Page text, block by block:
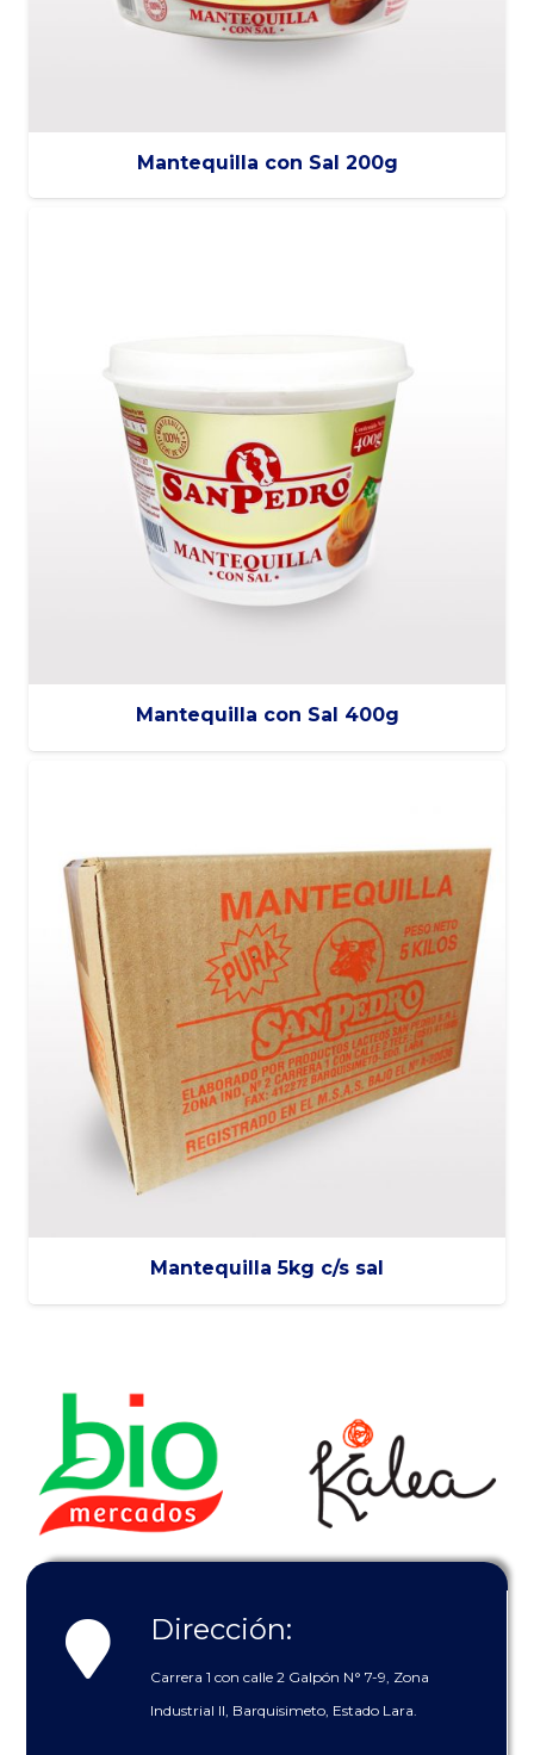
Mantequilla con Sal 200g
Mantequilla con Sal 400g
Mantequilla 5kg c/s sal
Dirección:
Carrera 1 con calle 2 Galpón N° 7-9, Zona
Industrial II, Barquisimeto, Estado Lara.